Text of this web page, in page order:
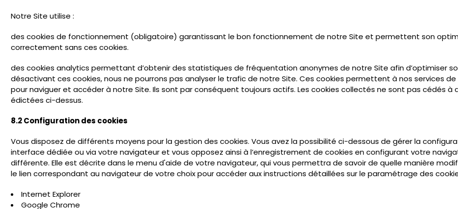
Notre Site utilise :
des cookies de fonctionnement (obligatoire) garantissant le bon fonctionnement de notre Site et permettent son
correctement sans ces cookies.
des cookies analytics permettant d’obtenir des statistiques de fréquentation anonymes de notre Site afin d’optimiser
désactivant ces cookies, nous ne pourrons pas analyser le trafic de notre Site. Ces cookies permettent à nos services
pour naviguer et accéder à notre Site. Ils sont par conséquent toujours actifs. Les cookies collectés ne sont pas cédés à
édictées ci-dessus.
8.2 Configuration des cookies
Vous disposez de différents moyens pour la gestion des cookies. Vous avez la possibilité ci-dessous de gérer la
interface dédiée ou via votre navigateur et vous opposez ainsi à l’enregistrement de cookies en configurant votre
différente. Elle est décrite dans le menu d'aide de votre navigateur, qui vous permettra de savoir de quelle manière
le lien correspondant au navigateur de votre choix pour accéder aux instructions détaillées sur le paramétrage des
Internet Explorer
Google Chrome